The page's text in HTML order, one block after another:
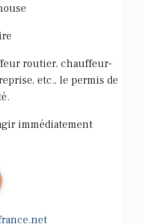
routier, chauffeur-
etc., le permis de
immédiatement